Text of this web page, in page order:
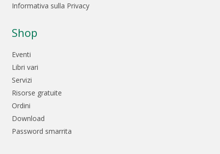
Informativa sulla Privacy
Shop
Eventi
Libri vari
Servizi
Risorse gratuite
Ordini
Download
Password smarrita